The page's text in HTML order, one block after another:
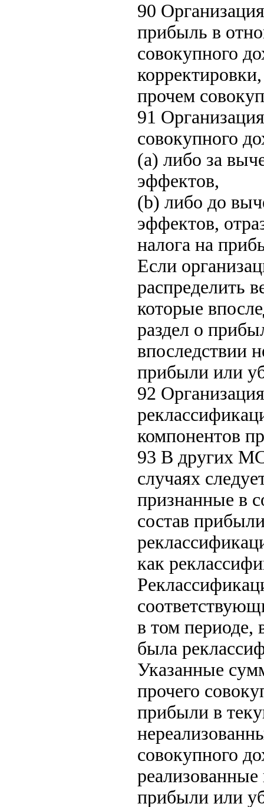
90
прибыль в
совокупного
прочем
91
совокупного
(a) либо за
эффектов,
(b) либо до
эффектов,
налога на
Если
распределить
которые
раздел о
впоследствии
прибыли или
92
компонентов
93 В других
случаях
признанные в
состав
как
в том периоде,
была
Указанные
прочего
прибыли в
совокупного
прибыли или